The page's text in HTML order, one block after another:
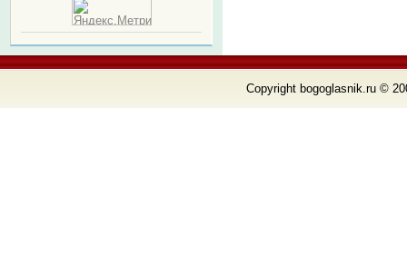
Copyright bogoglasnik.ru ©